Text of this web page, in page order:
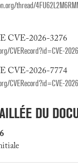
thread/
CVE-2026-3276
CVERecord?id=CVE-
CVE-2026-7774
CVERecord?id=CVE-
DU